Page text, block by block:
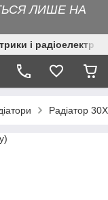
ЛИШЕ НА
і
Радіатор